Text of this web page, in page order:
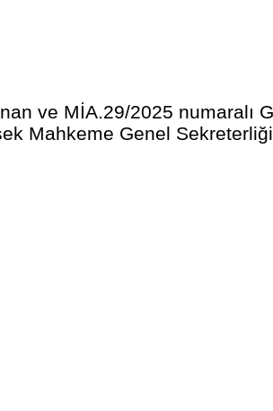
ve MİA.29/2025
Mahkeme Genel